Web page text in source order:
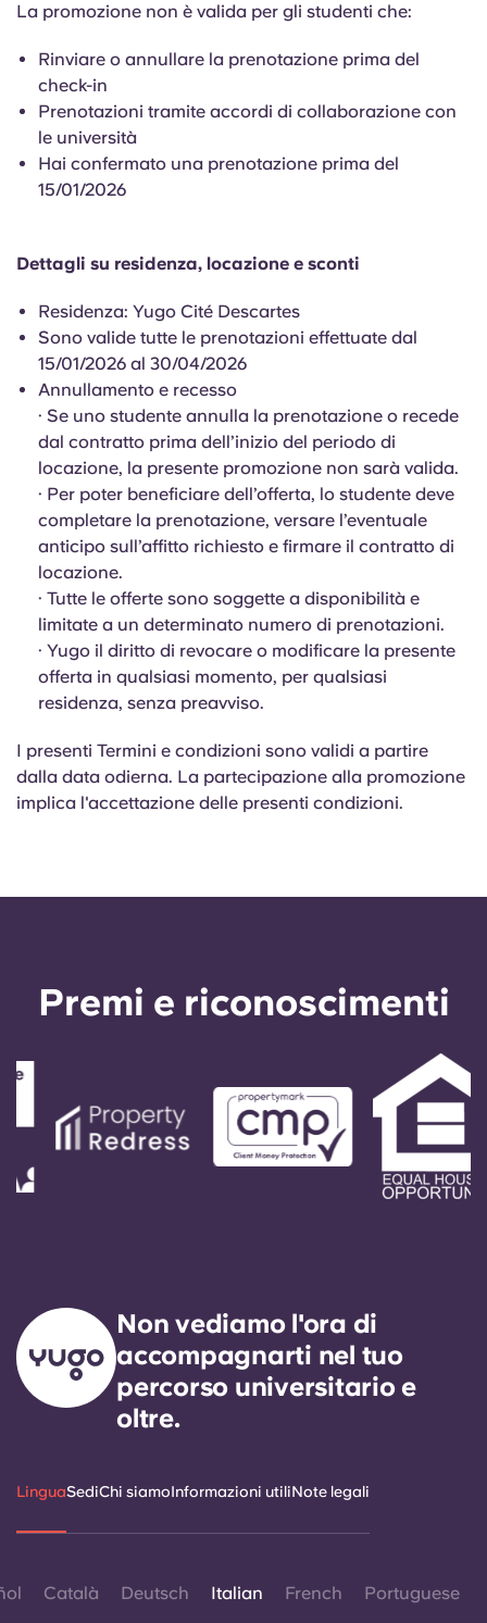
Italian
French
Portuguese
La promozione non è valida per gli studenti che:
Rinviare o annullare la prenotazione prima del
check-in
Prenotazioni tramite accordi di collaborazione con
le università
Hai confermato una prenotazione prima del
15/01/2026
Dettagli su residenza, locazione e sconti
Residenza: Yugo Cité Descartes
Sono valide tutte le prenotazioni effettuate dal
15/01/2026 al 30/04/2026
Annullamento e recesso
· Se uno studente annulla la prenotazione o recede
dal contratto prima dell’inizio del periodo di
locazione, la presente promozione non sarà valida.
· Per poter beneficiare dell’offerta, lo studente deve
completare la prenotazione, versare l’eventuale
anticipo sull’affitto richiesto e firmare il contratto di
locazione.
· Tutte le offerte sono soggette a disponibilità e
limitate a un determinato numero di prenotazioni.
· Yugo il diritto di revocare o modificare la presente
offerta in qualsiasi momento, per qualsiasi
residenza, senza preavviso.
I presenti Termini e condizioni sono validi a partire
dalla data odierna. La partecipazione alla promozione
implica l'accettazione delle presenti condizioni.
Premi e riconoscimenti
Non vediamo l'ora di
accompagnarti nel tuo
percorso universitario e
oltre.
LinguaSediChi siamoInformazioni utiliNote legali
Català Deutsch Italian French Portuguese